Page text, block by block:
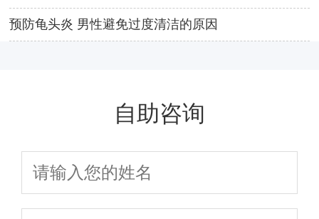
预防龟头炎 男性避免过度清洁的原因
自助咨询